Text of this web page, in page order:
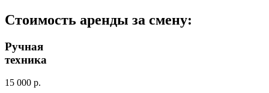
Стоимость аренды за смену:
Ручная
техника
15 000 р.